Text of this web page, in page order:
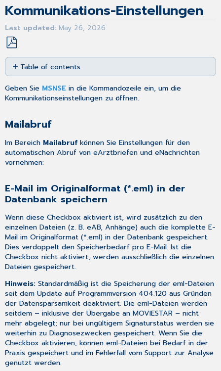
Kommunikations-Einstellungen
Last updated May 26, 2026
Save
as
PDF
Table of contents
E-
Mail
Originalformat
in
der
Datenbank
Hintergrund-
Task
für
den
automatischen
Abruf
von
eArztbriefen/eNachrichten
bei
geschlossenem
Kommunikationspostfach
Konfigurieren
des
Abruf-
Intervalls
bei
geöffnetem
COMM-
Dialog
Geben Sie MSNSE in die Kommandozeile ein, um die
Kommunikationseinstellungen zu öffnen.
Mailabruf
Im Bereich Mailabruf können Sie Einstellungen für den
automatischen Abruf von eArztbriefen und eNachrichten
vornehmen:
E-Mail im Originalformat (*.eml) in der
Datenbank speichern
Wenn diese Checkbox aktiviert ist, wird zusätzlich zu den
einzelnen Dateien (z. B. eAB, Anhänge) auch die komplette E-
Mail im Originalformat (*.eml) in der Datenbank gespeichert.
Dies verdoppelt den Speicherbedarf pro E-Mail. Ist die
Checkbox nicht aktiviert, werden ausschließlich die einzelnen
Dateien gespeichert.
Hinweis:Standardmäßig ist die Speicherung der eml-Dateien
seit dem Update auf Programmversion 404.120 aus Gründen
der Datensparsamkeit deaktiviert. Die eml-Dateien werden
seitdem – inklusive der Übergabe an MOVIESTAR – nicht
mehr abgelegt; nur bei ungültigem Signaturstatus werden sie
weiterhin zu Diagnosezwecken gespeichert. Wenn Sie die
Checkbox aktivieren, können eml-Dateien bei Bedarf in der
Praxis gespeichert und im Fehlerfall vom Support zur Analyse
genutzt werden.